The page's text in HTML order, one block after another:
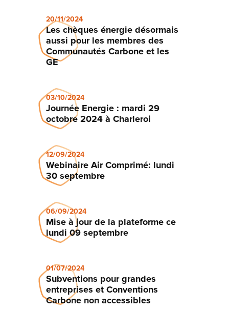
20/11/2024
Les chèques énergie désormais
aussi pour les membres des
Communautés Carbone et les
GE
03/10/2024
Journée Energie : mardi 29
octobre 2024 à Charleroi
12/09/2024
Webinaire Air Comprimé: lundi
30 septembre
06/09/2024
Mise à jour de la plateforme ce
lundi 09 septembre
01/07/2024
Subventions pour grandes
entreprises et Conventions
Carbone non accessibles